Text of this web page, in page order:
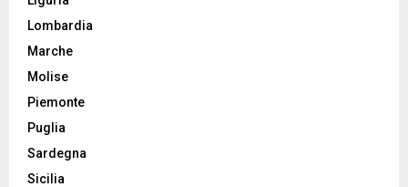
Lombardia
Marche
Molise
Piemonte
Puglia
Sardegna
Sicilia